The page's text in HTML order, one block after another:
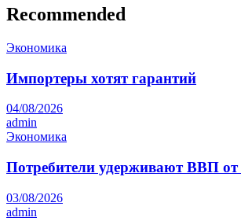
Recommended
Экономика
Импортеры хотят гарантий
04/08/2026
admin
Экономика
Потребители удерживают ВВП от
03/08/2026
admin